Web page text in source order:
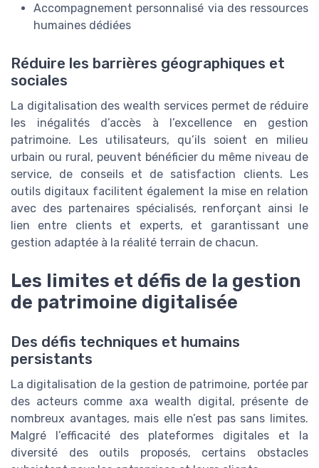
Accompagnement personnalisé via des ressources
humaines dédiées
Réduire les barrières géographiques et
sociales
La digitalisation des wealth services permet de réduire
les inégalités d’accès à l’excellence en gestion
patrimoine. Les utilisateurs, qu’ils soient en milieu
urbain ou rural, peuvent bénéficier du même niveau de
service, de conseils et de satisfaction clients. Les
outils digitaux facilitent également la mise en relation
avec des partenaires spécialisés, renforçant ainsi le
lien entre clients et experts, et garantissant une
gestion adaptée à la réalité terrain de chacun.
Les limites et défis de la gestion
de patrimoine digitalisée
Des défis techniques et humains
persistants
La digitalisation de la gestion de patrimoine, portée par
des acteurs comme axa wealth digital, présente de
nombreux avantages, mais elle n’est pas sans limites.
Malgré l’efficacité des plateformes digitales et la
diversité des outils proposés, certains obstacles